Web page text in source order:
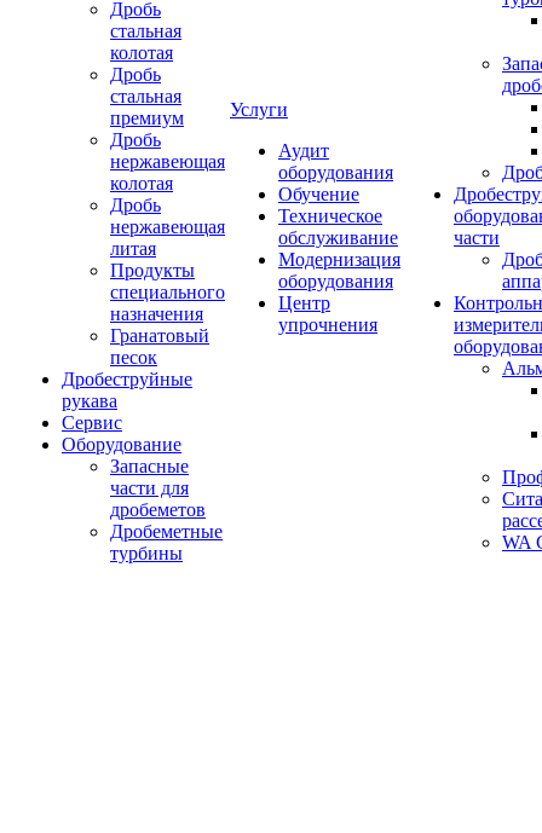
Дробь
стальная
колотая
Дробь
стальная
премиум
Дробь
нержавеющая
колотая
Дробь
нержавеющая
литая
Продукты
специального
назначения
Гранатовый
песок
Дробеструйные
рукава
Сервис
Оборудование
Запасные
части для
дробеметов
Дробеметные
турбины
Услуги
Аудит
оборудования
Обучение
Техническое
обслуживание
Модернизация
оборудования
Центр
упрочнения
части
WA